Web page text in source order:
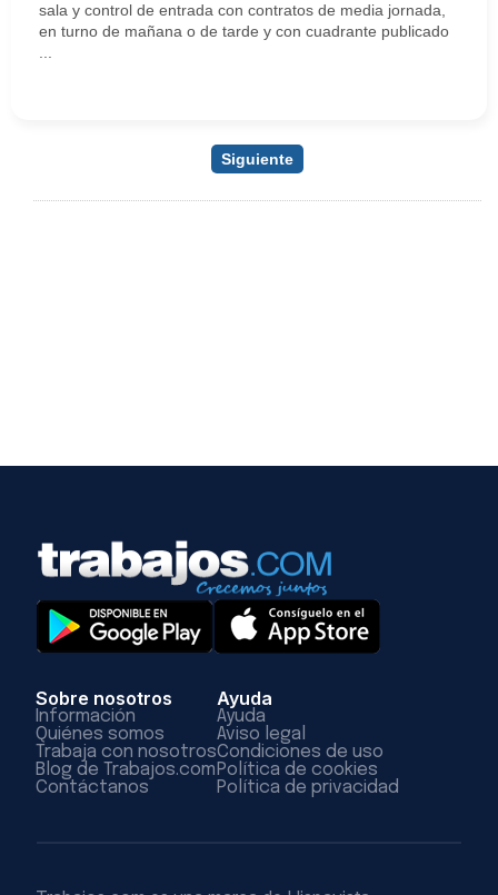
sala y control de entrada con contratos de media jornada,
en turno de mañana o de tarde y con cuadrante publicado
Siguiente
Sobre nosotros
Información
Quiénes somos
Trabaja con nosotros
Blog de Trabajos.com
Contáctanos
Ayuda
Ayuda
Aviso legal
Condiciones de uso
Política de cookies
Política de privacidad